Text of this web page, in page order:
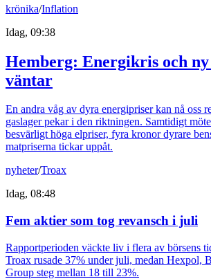
krönika/Inflation
Idag, 09:38
Hemberg: Energikris och
väntar
En andra våg av dyra energipriser kan nå oss
gaslager pekar i den riktningen. Samtidigt
besvärligt höga elpriser, fyra kronor dyrare
matpriserna tickar uppåt.
nyheter/Troax
Idag, 08:48
Fem aktier som tog revansch i juli
Rapportperioden väckte liv i flera av börsens
Troax rusade 37% under juli, medan Hexpol,
Group steg mellan 18 till 23%.